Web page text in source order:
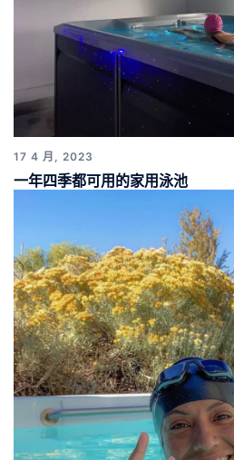
17 4 月, 2023
一年四季都可用的家用泳池